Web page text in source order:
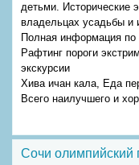
детьми. Исторические
владельцах усадьбы и
Полная информация
Рафтинг пороги
экскурсии
Хива ичан кала, Еда
Всего наилучшего и
Сочи олимпийский